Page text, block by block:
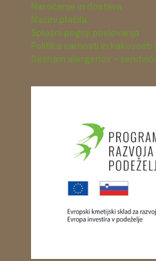
Naročanje in dostava
Načini plačila
Splošni pogoji poslovanja
Politika varnosti in kakovosti
Seznam alergenov - sendviči